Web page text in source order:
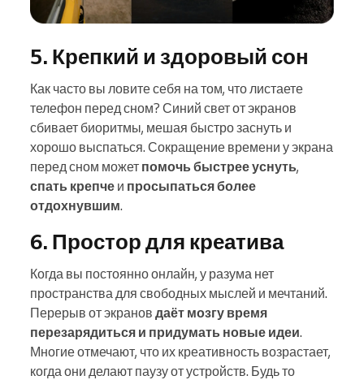
5. Крепкий и здоровый сон
Как часто вы ловите себя на том, что листаете
телефон перед сном? Синий свет от экранов
сбивает биоритмы, мешая быстро заснуть и
хорошо выспаться. Сокращение времени у экрана
перед сном может помочь быстрее уснуть,
спать крепче и просыпаться более
отдохнувшим.
6. Простор для креатива
Когда вы постоянно онлайн, у разума нет
пространства для свободных мыслей и мечтаний.
Перерыв от экранов даёт мозгу время
перезарядиться и придумать новые идеи.
Многие отмечают, что их креативность возрастает,
когда они делают паузу от устройств. Будь то